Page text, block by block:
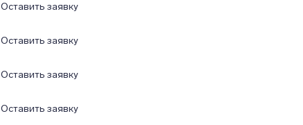
Оставить заявку
Оставить заявку
Оставить заявку
Оставить заявку